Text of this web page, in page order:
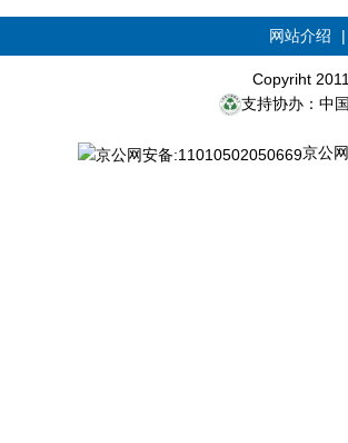
网站介绍
Copyriht
支持协办：中
京公